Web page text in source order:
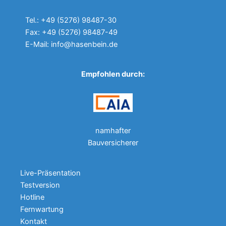
Tel.: +49 (5276) 98487-30
Fax: +49 (5276) 98487-49
E-Mail: info@hasenbein.de
Empfohlen durch:
namhafter
Bauversicherer
Live-Präsentation
Testversion
Hotline
Fernwartung
Kontakt